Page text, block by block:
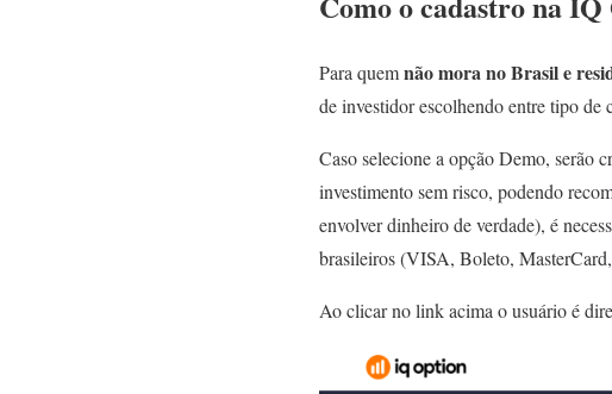
Para quemnão mora no Brasil e
de investidor escolhendo entre tipo de
Caso selecione a opção Demo, serão
investimento sem risco, podendo
envolver dinheiro de verdade), é
brasileiros (VISA, Boleto,
Ao clicar no link acima o usuário é